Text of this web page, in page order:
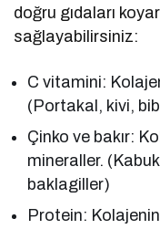
doğru gıdaları
sağlayabilirsiniz:
C vitamini:
(Portakal, kivi,
Çinko ve bakır:
mineraller.
baklagiller)
Protein: